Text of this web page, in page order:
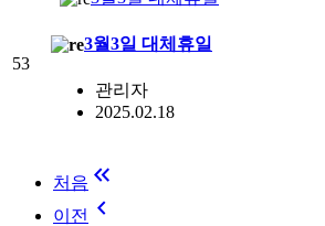
53
3월3일 대체휴일
관리자
2025.02.18
처음 keyboard_double_arrow_left
이전 keyboard_arrow_left